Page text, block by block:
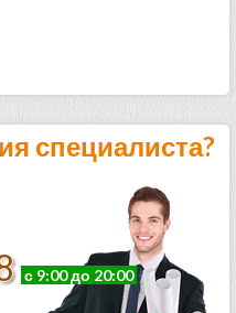
специалиста?
с 9:00 до 20:00